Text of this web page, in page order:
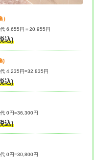
6,655円＝20,955円
込)
)
4,235円=32,835円
込)
0円=36,300円
込)
0円=30,800円